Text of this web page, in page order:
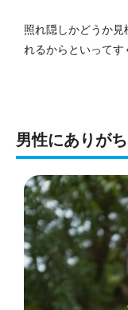
照れ隠しかどうか見
れるからといってす
男性にありが